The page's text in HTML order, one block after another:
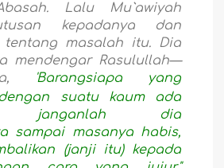
Lalu Mu`awiyah
kepadanya dan
tentang masalah itu. Dia
mendengar Rasulullah—
'Barangsiapa yang
suatu kaum ada
janganlah dia
sampai masanya habis,
(janji itu) kepada